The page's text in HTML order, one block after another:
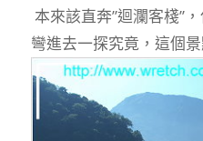
本來該直奔”迴瀾客棧”
彎進去一探究竟，這個